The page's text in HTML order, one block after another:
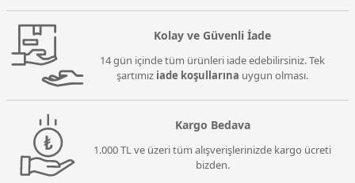
Kolay ve Güvenli İade
14 gün içinde tüm ürünleri iade edebilirsiniz. Tek
şartımız iade koşullarına uygun olması.
Kargo Bedava
1.000 TL ve üzeri tüm alışverişlerinizde kargo ücreti
bizden.